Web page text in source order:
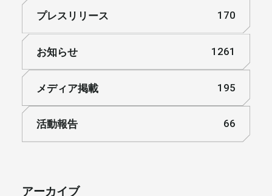
プレスリリース 170
お知らせ 1261
メディア掲載 195
活動報告 66
アーカイブ